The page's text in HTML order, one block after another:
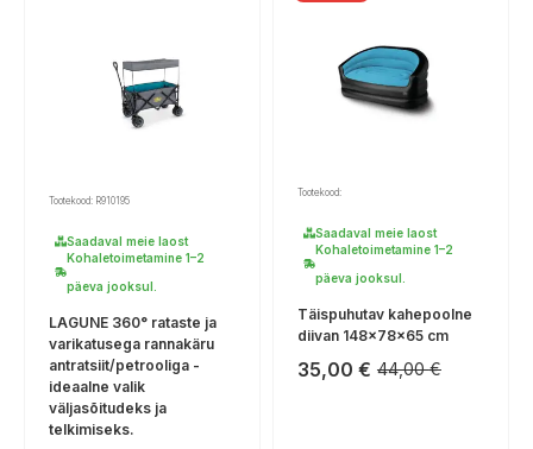
Tootekood: R910195
Saadaval meie laost
Kohaletoimetamine 1–2
päeva jooksul.
LAGUNE 360° rataste ja
varikatusega rannakäru
antratsiit/petrooliga -
ideaalne valik
väljasõitudeks ja
telkimiseks.
Tootekood:
Saadaval meie laost
Kohaletoimetamine 1–2
päeva jooksul.
Täispuhutav kahepoolne
diivan 148x78x65 cm
44,00€
Algne
35,00 €
Praegune